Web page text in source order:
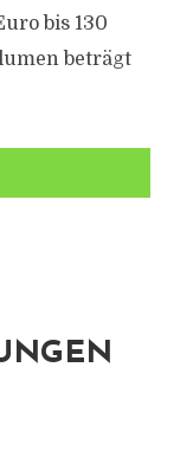
bis 130
beträgt